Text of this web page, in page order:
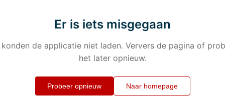
Er is iets misgegaan
konden de applicatie niet laden. Ververs de pagina of
het later opnieuw.
Probeer opnieuw Naar homepage